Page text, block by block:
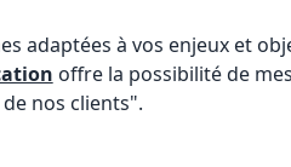
adaptées à vos enjeux et
offre la possibilité de
nos clients".